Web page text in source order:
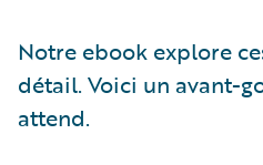
Notre ebook explore
détail. Voici un avant-
attend.